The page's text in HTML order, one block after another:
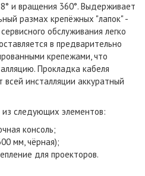
и вращения 360°. Выдерживает
размах крепёжных "лапок" -
обслуживания легко
в предварительно
крепежами, что
Прокладка кабеля
инсталляции аккуратный
следующих элементов:
консоль;
мм, чёрная);
для проекторов.